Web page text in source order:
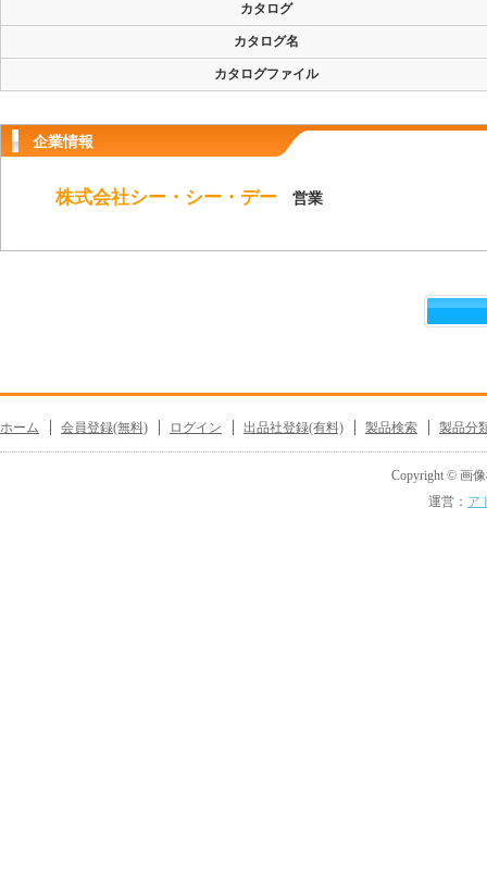
カタログ
カタログ名
カタログファイル
企業情報
株式会社シー・シー・デー 営業
ホーム 会員登録(無料) ログイン 出品社登録(有料) 製品検索 製品分
Copyright © 画像
運営： ア